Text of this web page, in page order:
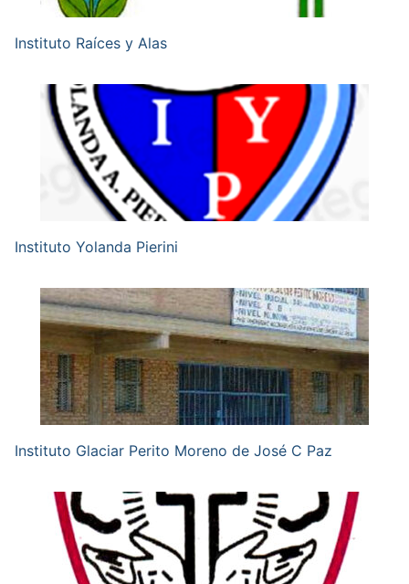
Instituto Raíces y Alas
Instituto Yolanda Pierini
Instituto Glaciar Perito Moreno de José C Paz